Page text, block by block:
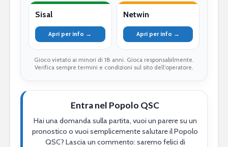
Sisal
Apri per info →
Netwin
Apri per info →
Gioco vietato ai minori di 18 anni. Gioca responsabilmente.
Verifica sempre termini e condizioni sul sito dell’operatore.
Entra nel Popolo QSC
Hai una domanda sulla partita, vuoi un parere su un
pronostico o vuoi semplicemente salutare il Popolo
QSC? Lascia un commento: saremo felici di